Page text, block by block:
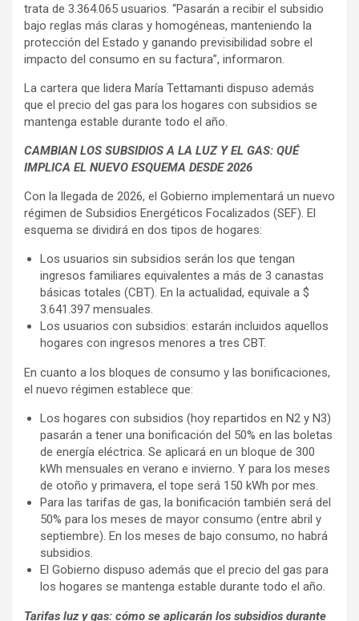
trata de 3.364.065 usuarios. “Pasarán a recibir el subsidio
bajo reglas más claras y homogéneas, manteniendo la
protección del Estado y ganando previsibilidad sobre el
impacto del consumo en su factura”, informaron.
La cartera que lidera María Tettamanti dispuso además
que el precio del gas para los hogares con subsidios se
mantenga estable durante todo el año.
CAMBIAN LOS SUBSIDIOS A LA LUZ Y EL GAS: QUÉ
IMPLICA EL NUEVO ESQUEMA DESDE 2026
Con la llegada de 2026, el Gobierno implementará un nuevo
régimen de Subsidios Energéticos Focalizados (SEF). El
esquema se dividirá en dos tipos de hogares:
Los usuarios sin subsidios serán los que tengan
ingresos familiares equivalentes a más de 3 canastas
básicas totales (CBT). En la actualidad, equivale a $
3.641.397 mensuales.
Los usuarios con subsidios: estarán incluidos aquellos
hogares con ingresos menores a tres CBT.
En cuanto a los bloques de consumo y las bonificaciones,
el nuevo régimen establece que:
Los hogares con subsidios (hoy repartidos en N2 y N3)
pasarán a tener una bonificación del 50% en las boletas
de energía eléctrica. Se aplicará en un bloque de 300
kWh mensuales en verano e invierno. Y para los meses
de otoño y primavera, el tope será 150 kWh por mes.
Para las tarifas de gas, la bonificación también será del
50% para los meses de mayor consumo (entre abril y
septiembre). En los meses de bajo consumo, no habrá
subsidios.
El Gobierno dispuso además que el precio del gas para
los hogares se mantenga estable durante todo el año.
Tarifas luz y gas: cómo se aplicarán los subsidios durante